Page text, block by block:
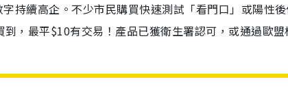
持續高企。不少市民購買快速測試「看門口」或陽性
，最平$10有交易！產品已獲衛生署認可，或通過歐盟